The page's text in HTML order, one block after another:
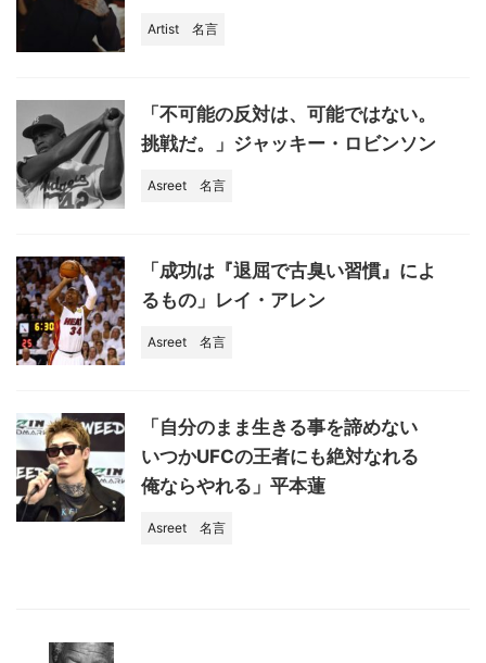
Artist 名言
「不可能の反対は、可能ではない。
挑戦だ。」ジャッキー・ロビンソン
Asreet 名言
「成功は『退屈で古臭い習慣』によ
るもの」レイ・アレン
Asreet 名言
「自分のまま生きる事を諦めない
いつかUFCの王者にも絶対なれる
俺ならやれる」平本蓮
Asreet 名言